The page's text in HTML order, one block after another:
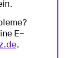
E-
.